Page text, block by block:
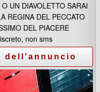
UN DIAVOLETTO SARAI
REGINA DEL PECCATO
DEL PIACERE
non sms